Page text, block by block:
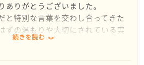
ありがとうございました。
と特別な言葉を交わし合ってきた
ずの温もりや大切にされている実
くし、悩んでしまいますよね。私
続きを読む